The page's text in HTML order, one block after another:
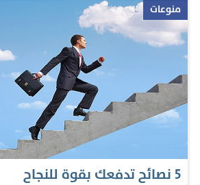
أو أقل؟» للكاتب نيكولاس بووثمان. كن
بأن يحرص المرء على التحلي بالصراحة
ما للمرة الأولى. ويشمل ذلك أسلوبه في
الجسد التي يستخدمها. فبحسب الكاتب،
على صدرك خلال الحديث، كما يوصي بأن
عندما تبدأ اللقاء، وهو ما يزيد - حسبما
محاورك بأنك تتعامل معه بوضوح
اتصالاً بصرياً في هذا الشأن يقول بووثمَن
منوعات
5 نصائح تدفعك بقوة للنجاح